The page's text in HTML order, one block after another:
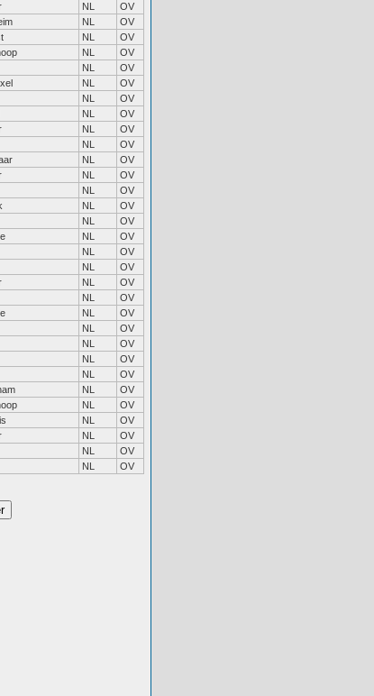
NL
OV
NL
OV
NL
OV
NL
OV
NL
OV
NL
OV
NL
OV
NL
OV
NL
OV
NL
OV
NL
OV
NL
OV
NL
OV
NL
OV
NL
OV
NL
OV
NL
OV
NL
OV
NL
OV
NL
OV
NL
OV
NL
OV
NL
OV
NL
OV
NL
OV
NL
OV
NL
OV
NL
OV
NL
OV
NL
OV
NL OV